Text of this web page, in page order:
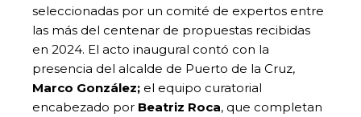
seleccionadas por un comité de expertos entre
las más del centenar de propuestas recibidas
en 2024. El acto inaugural contó con la
presencia del alcalde de Puerto de la Cruz,
Marco González; el equipo curatorial
encabezado por Beatriz Roca, que completan